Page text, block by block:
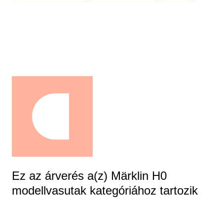
Ez az árverés a(z) Märklin H0
modellvasutak kategóriához tartozik